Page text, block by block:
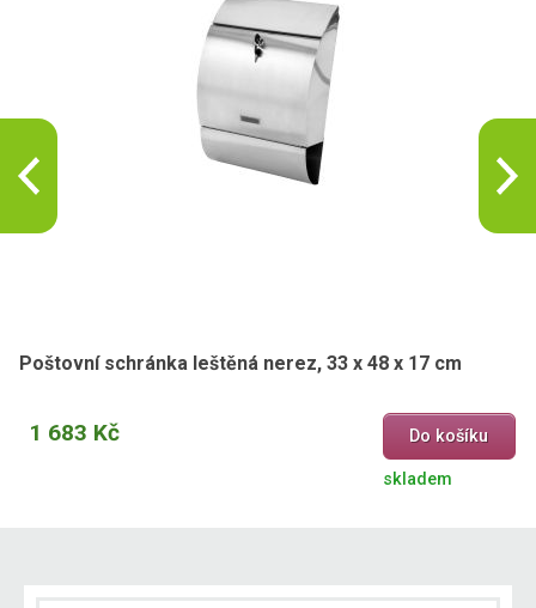
Poštovní schránka leštěná nerez, 33 x 48 x 17 cm
1 683 Kč Do košíku
skladem